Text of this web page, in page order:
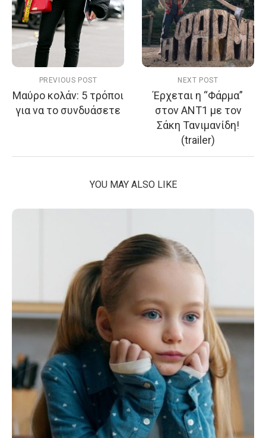
PREVIOUS POST
Μαύρο κολάν: 5 τρόποι
για να το συνδυάσετε
NEXT POST
Έρχεται η “Φάρμα”
στον ANT1 με τον
Σάκη Τανιμανίδη!
(trailer)
YOU MAY ALSO LIKE